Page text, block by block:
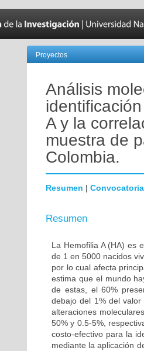
Proyectos
Análisis
A y la
muestra de
Colombia.
Resumen | Convocatoria
Resumen
La Hemofilia A (HA) es
de 1 en 5000 nacidos
por lo cual afecta
estima que el mundo
de estas, el 60%
debajo del 1% del
alteraciones
50% y 0.5-5%,
costo-efectivo para la
mediante la aplicación